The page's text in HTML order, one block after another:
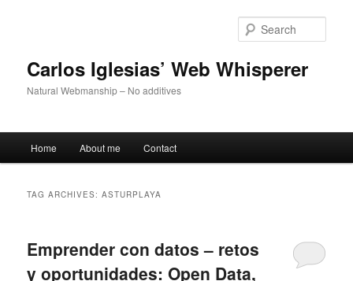
Carlos Iglesias’ Web Whisperer
Natural Webmanship – No additives
Home About me Contact
TAG ARCHIVES:ASTURPLAYA
Emprender con datos – retos
y oportunidades: Open Data,